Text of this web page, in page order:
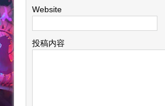
Website
投稿内容